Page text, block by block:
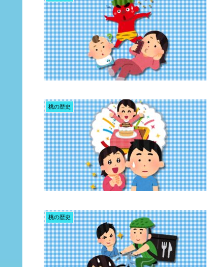
桃の歴史
桃の歴史